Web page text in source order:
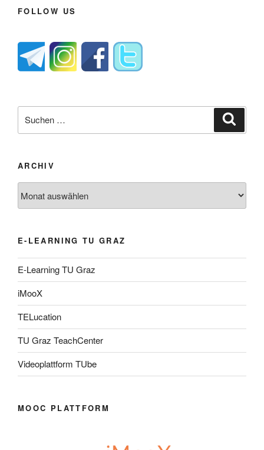
FOLLOW US
nach:
ARCHIV
E-LEARNING TU GRAZ
E-Learning TU Graz
iMooX
TELucation
TU Graz TeachCenter
Videoplattform TUbe
MOOC PLATTFORM